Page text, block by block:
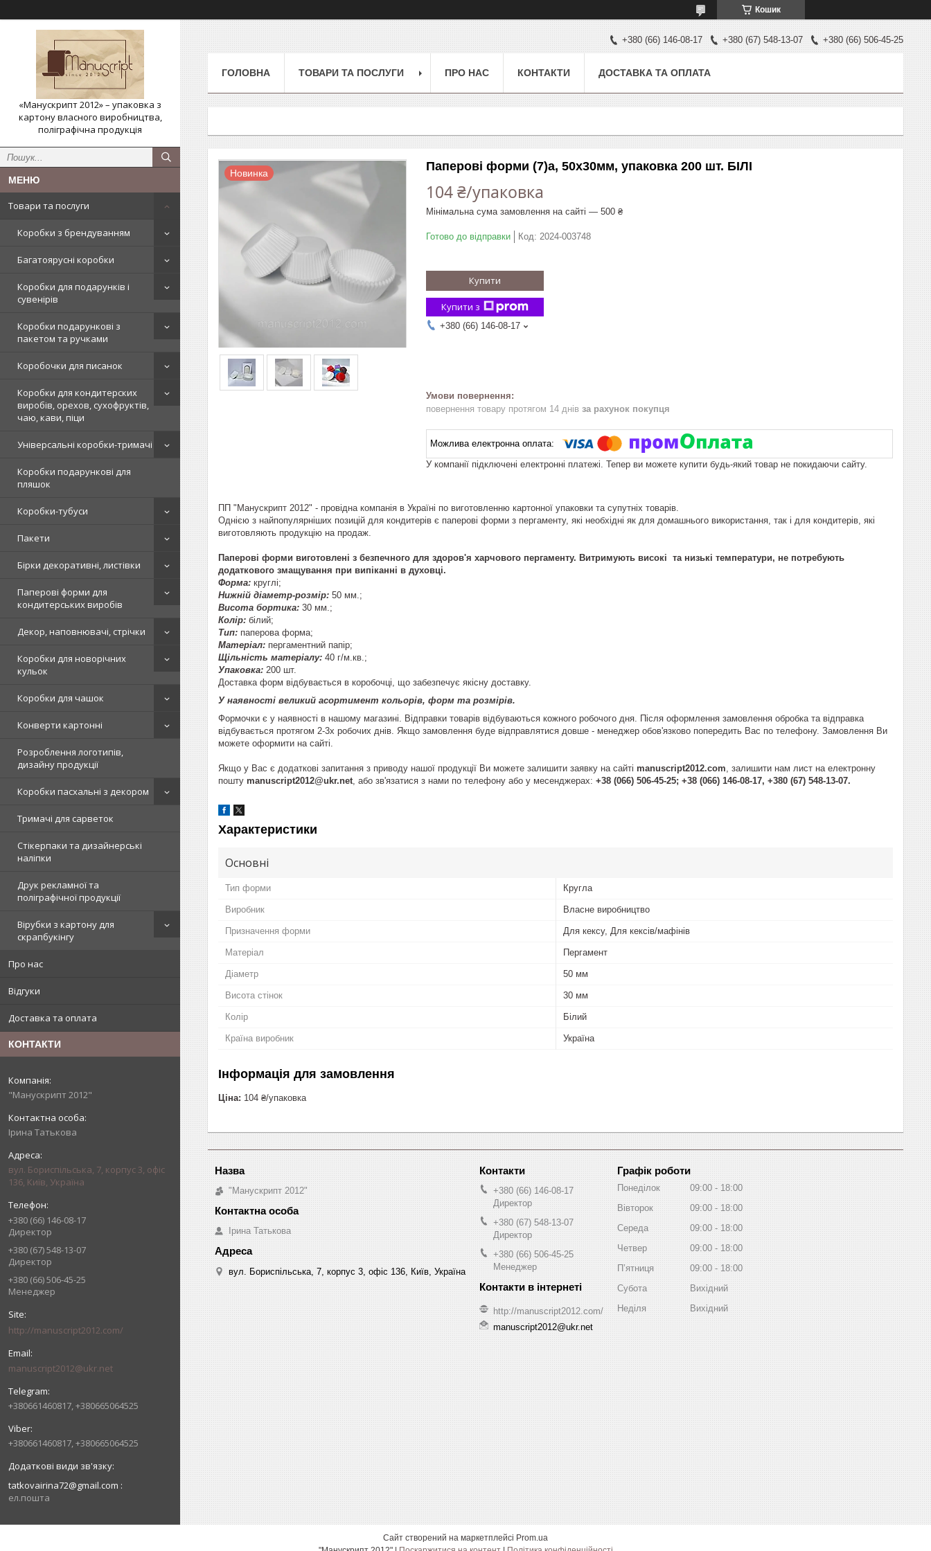
Кошик
«Манускрипт 2012» – упаковка з
картону власного виробництва,
поліграфічна продукція
Товари та послуги
Коробки з брендуванням
Багатоярусні коробки
Коробки для подарунків і
сувенірів
Коробки подарункові з
пакетом та ручками
Коробочки для писанок
Коробки для кондитерских
виробів, орехов, сухофруктів,
чаю, кави, піци
Універсальні коробки-тримачі
Коробки подарункові для
пляшок
Коробки-тубуси
Пакети
Бірки декоративні, листівки
Паперові форми для
кондитерських виробів
Декор, наповнювачі, стрічки
Коробки для новорічних
кульок
Коробки для чашок
Конверти картонні
Розроблення логотипів,
дизайну продукції
Коробки пасхальні з декором
Тримачі для сарветок
Стікерпаки та дизайнерські
наліпки
Друк рекламної та
поліграфічної продукції
Вірубки з картону для
скрапбукінгу
Про нас
Відгуки
Доставка та оплата
КОНТАКТИ
"Манускрипт 2012"
Ірина Татькова
вул. Бориспільська, 7, корпус 3, офіс
136, Київ, Україна
+380 (66) 146-08-17
Директор
+380 (67) 548-13-07
Директор
+380 (66) 506-45-25
Менеджер
http://manuscript2012.com/
manuscript2012@ukr.net
+380661460817, +380665064525
+380661460817, +380665064525
tatkovairina72@gmail.com
ел.пошта
+380 (66) 146-08-17 +380 (67) 548-13-07 +380 (66) 506-45-25
ГОЛОВНА ТОВАРИ ТА ПОСЛУГИ ПРО НАС КОНТАКТИ ДОСТАВКА ТА ОПЛАТА
Новинка Паперові форми (7)a, 50x30мм, упаковка 200 шт. БІЛІ
104 ₴/упаковка
Мінімальна сума замовлення на сайті — 500 ₴
Готово до відправки Код: 2024-003748
Купити
Купити з
+380 (66) 146-08-17
повернення товару протягом 14 днів за рахунок покупця
У компанії підключені електронні платежі. Тепер ви можете купити будь-який товар не покидаючи сайту.
ПП "Манускрипт 2012" - провідна компанія в Україні по виготовленню картонної упаковки та супутніх товарів.
Однією з найпопулярніших позицій для кондитерів є паперові форми з пергаменту, які необхідні як для домашнього використання, так і для кондитерів, які
виготовляють продукцію на продаж.
Паперові форми виготовлені з безпечного для здоров'я харчового пергаменту. Витримують високі та низькі температури, не потребують
додаткового змащування при випіканні в духовці.
Форма: круглі;
Нижній діаметр-розмір: 50 мм.;
Висота бортика: 30 мм.;
Колір: білий;
Тип: паперова форма;
Матеріал: пергаментний папір;
Щільність матеріалу: 40 г/м.кв.;
Упаковка: 200 шт.
Доставка форм відбувається в коробочці, що забезпечує якісну доставку.
У наявності великий асортимент кольорів, форм та розмірів.
Формочки є у наявності в нашому магазині. Відправки товарів відбуваються кожного робочого дня. Після оформлення замовлення обробка та відправка
відбувається протягом 2-3х робочих днів. Якщо замовлення буде відправлятися довше - менеджер обов'язково попередить Вас по телефону. Замовлення Ви
можете оформити на сайті.
Якщо у Вас є додаткові запитання з приводу нашої продукції Ви можете залишити заявку на сайті manuscript2012.com , залишити нам лист на електронну
пошту manuscript2012@ukr.net , або зв'язатися з нами по телефону або у месенджерах: +38 (066) 506-45-25; +38 (066) 146-08-17, +380 (67) 548-13-07.
Характеристики
Основні
Тип форми Кругла
Виробник Власне виробництво
Призначення форми Для кексу, Для кексів/мафінів
Матеріал Пергамент
Діаметр 50 мм
Висота стінок 30 мм
Колір Білий
Країна виробник Україна
Інформація для замовлення
Ціна: 104 ₴/упаковка
"Манускрипт 2012"
Ірина Татькова
вул. Бориспільська, 7, корпус 3, офіс 136, Київ, Україна
+380 (66) 146-08-17
Директор
+380 (67) 548-13-07
Директор
+380 (66) 506-45-25
Менеджер
http://manuscript2012.com/
manuscript2012@ukr.net
Графік роботи
Понеділок 09:00
18:00
Вівторок
09:00
18:00
Середа
09:00
18:00
Четвер
09:00
18:00
Пʼятниця
09:00
18:00
Субота
Вихідний
Неділя
Вихідний
Сайт створений на маркетплейсі Prom.ua